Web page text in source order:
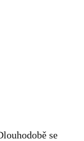
se